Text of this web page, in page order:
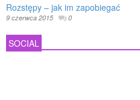
Rozstępy – jak im zapobiegać
9 czerwca 2015 0
SOCIAL